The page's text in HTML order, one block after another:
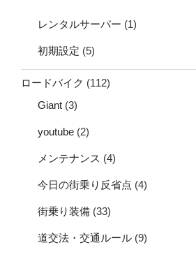
レンタルサーバー (1)
初期設定 (5)
ロードバイク (112)
Giant (3)
youtube (2)
メンテナンス (4)
今日の街乗り反省点 (4)
街乗り装備 (33)
道交法・交通ルール (9)